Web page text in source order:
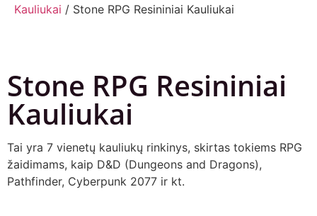
Kauliukai / Stone RPG Resininiai Kauliukai
Stone RPG Resininiai
Kauliukai
Tai yra 7 vienetų kauliukų rinkinys, skirtas tokiems RPG
žaidimams, kaip D&D (Dungeons and Dragons),
Pathfinder, Cyberpunk 2077 ir kt.